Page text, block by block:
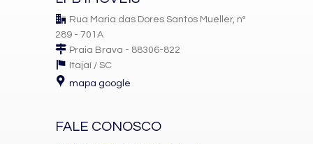
Deck Molhado
Espaço Zen
Pìscina Térmica
Sala de Reunião
Entrada para Banhistas
Rua Maria das Dores Santos Mueller, nº
289 - 701A
Praia Brava - 88306-822
Itajaí / SC
mapa google
FALE CONOSCO